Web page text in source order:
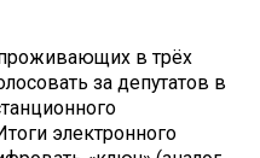
в трёх
за депутатов в
электронного